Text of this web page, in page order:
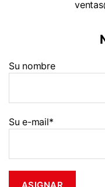
Su nombre
Su e-mail*